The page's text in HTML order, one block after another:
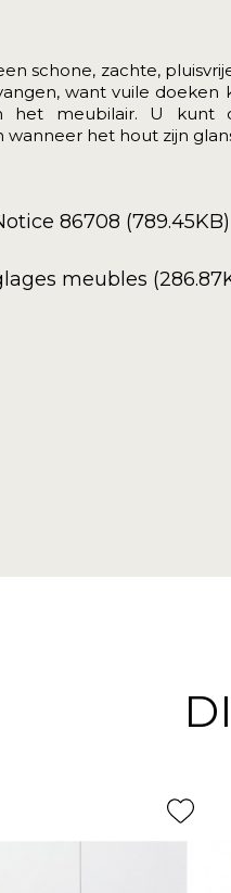
schone, zachte,
want vuile doeken
het meubilair. U kunt
het hout zijn
86708 (789.45KB)
meubles